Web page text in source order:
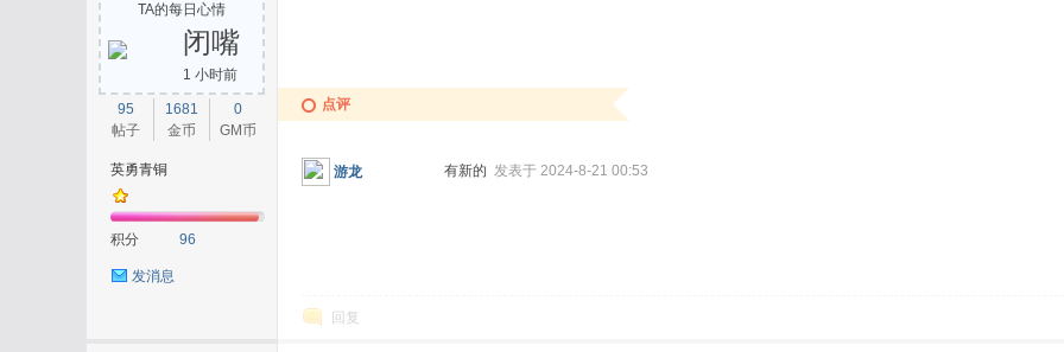
TA的每日心情
闭嘴
1 小时前
95
帖子
1681
金币
0
GM币
英勇青铜
积分 96
发消息
点评
游龙 有新的 发表于 2024-8-21 00:53
回复